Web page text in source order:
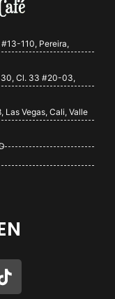
110, Pereira,
Cl. 33 #20-03,
Vegas, Cali, Valle